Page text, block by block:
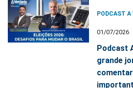
PODCAST A
01/07/2026
Podcast
grande